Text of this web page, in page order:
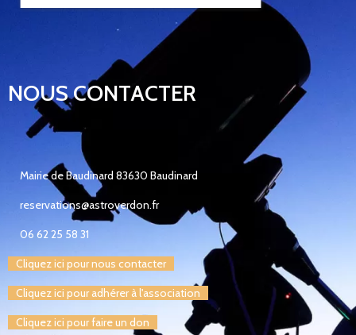
NOUS CONTACTER
Mairie de Baudinard 83630 Baudinard
reservations@astroverdon.fr
06 62 25 58 31
Cliquez ici pour nous contacter
Cliquez ici pour adhérer à l'association
Cliquez ici pour faire un don